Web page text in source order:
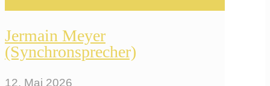
Jermain Meyer
(Synchronsprecher)
12. Mai 2026